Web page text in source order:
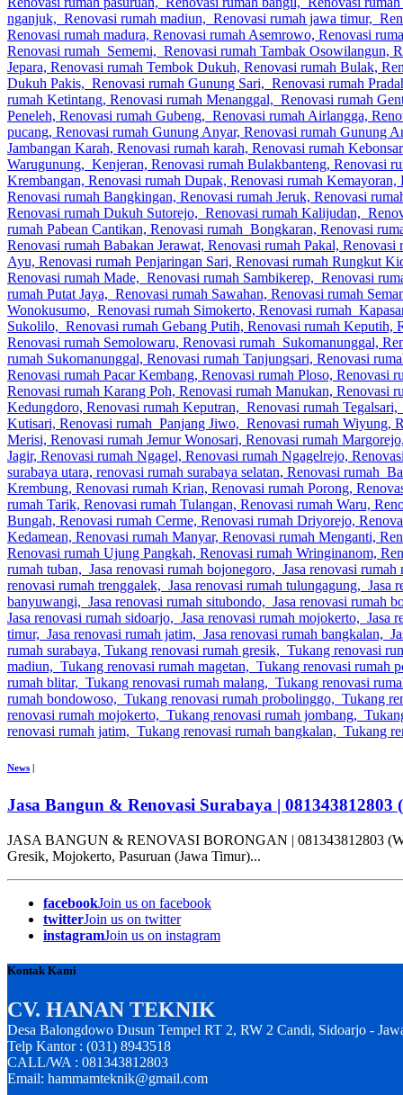
News
Jasa Bangun & Renovasi Surabaya | 081343812803
JASA BANGUN & RENOVASI BORONGAN | 081343812803
Gresik, Mojokerto, Pasuruan (Jawa Timur)...
facebookJoin us on facebook
twitterJoin us on twitter
instagramJoin us on instagram
Kontak Kami
CV. HANAN TEKNIK
Desa Balongdowo Dusun Tempel RT 2, RW 2 Candi, Sidoarjo -
Telp Kantor : (031) 8943518
CALL/WA : 081343812803
Email: hammamteknik@gmail.com